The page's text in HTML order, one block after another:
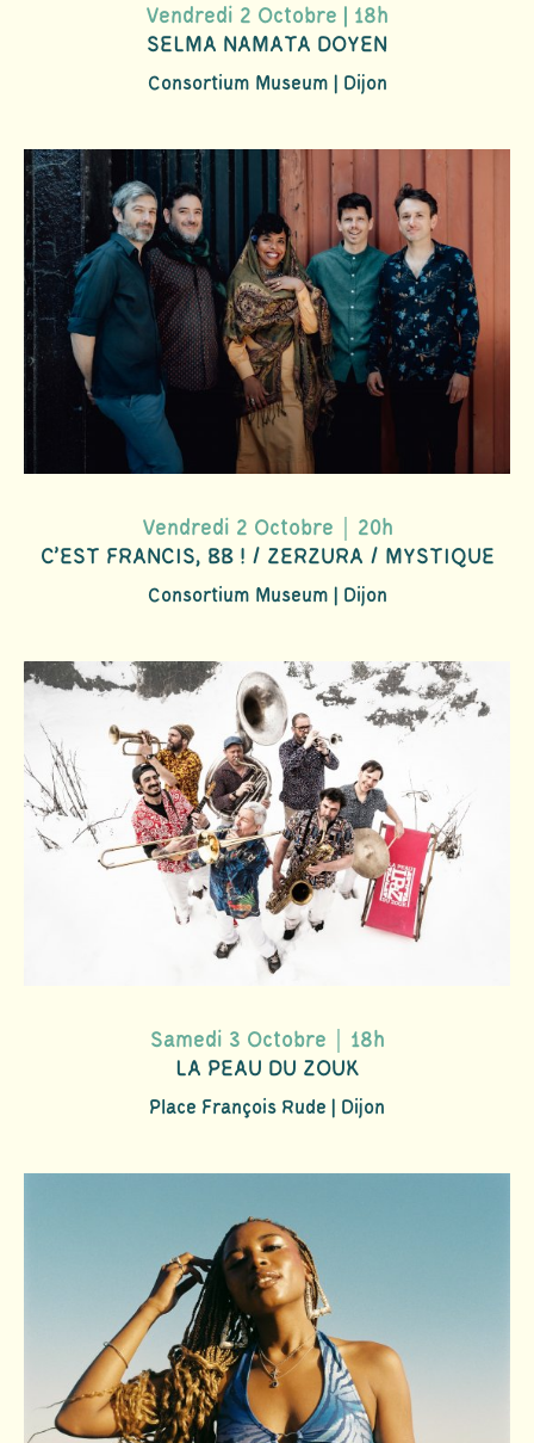
Vendredi 2 Octobre | 18h
SELMA NAMATA DOYEN
Consortium Museum | Dijon
Vendredi 2 Octobre｜20h
C'EST FRANCIS, BB ! / ZERZURA / MYSTIQUE
Consortium Museum | Dijon
Samedi 3 Octobre｜18h
LA PEAU DU ZOUK
Place François Rude | Dijon